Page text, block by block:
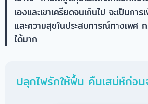
เองและเขาเครียดจนเกินไป จะเป็นกา
และความสุขในประสบการณ์ทางเพศ
ได้มาก
ปลุกไฟรักให้ฟื้น คืนเสน่ห์ก่อน